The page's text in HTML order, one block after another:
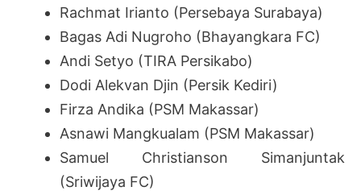
Rachmat Irianto (Persebaya Surabaya)
Bagas Adi Nugroho (Bhayangkara FC)
Andi Setyo (TIRA Persikabo)
Dodi Alekvan Djin (Persik Kediri)
Firza Andika (PSM Makassar)
Asnawi Mangkualam (PSM Makassar)
Samuel Christianson Simanjuntak
(Sriwijaya FC)